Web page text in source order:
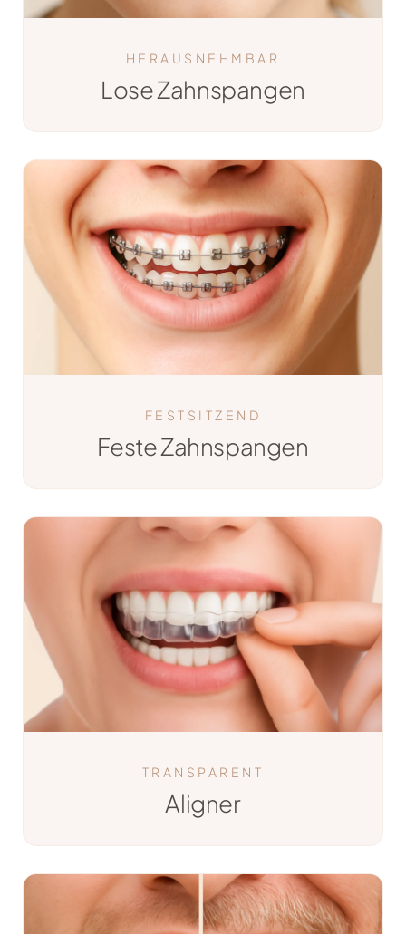
HERAUSNEHMBAR
Lose Zahnspangen
FESTSITZEND
Feste Zahnspangen
TRANSPARENT
Aligner